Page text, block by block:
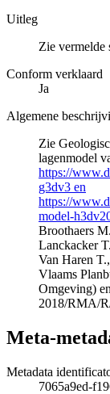
Uitleg
Zie vermelde
Conform verklaard
Ja
Algemene
Zie
lagenmodel
https://
g3dv3 en
https://
model-
Broothaers
Lanckacker
Van Haren
Vlaams
Omgeving)
2018/RMA/
Meta-
Metadata
7065a9ed-